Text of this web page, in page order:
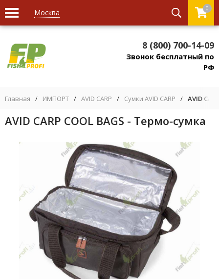
Москва 0
8 (800) 700-14-09
Звонок бесплатный по
РФ
Главная / ИМПОРТ / AVID CARP / Сумки AVID CARP / AVID
AVID CARP COOL BAGS - Термо-сумка